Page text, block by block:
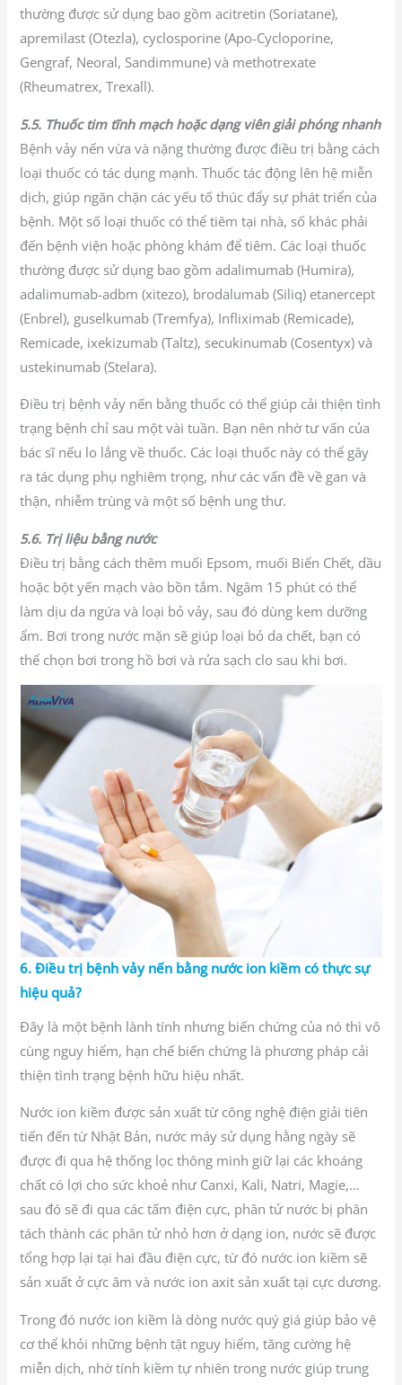
thường được sử dụng bao gồm acitretin (Soriatane),
apremilast (Otezla), cyclosporine (Apo-Cycloporine,
Gengraf, Neoral, Sandimmune) và methotrexate
(Rheumatrex, Trexall).
5.5. Thuốc tim tĩnh mạch hoặc dạng viên giải phóng nhanh
Bệnh vảy nến vừa và nặng thường được điều trị bằng cách
loại thuốc có tác dụng mạnh. Thuốc tác động lên hệ miễn
dịch, giúp ngăn chặn các yếu tố thúc đẩy sự phát triển của
bệnh. Một số loại thuốc có thể tiêm tại nhà, số khác phải
đến bệnh viện hoặc phòng khám để tiêm. Các loại thuốc
thường được sử dụng bao gồm adalimumab (Humira),
adalimumab-adbm (xitezo), brodalumab (Siliq) etanercept
(Enbrel), guselkumab (Tremfya), Infliximab (Remicade),
Remicade, ixekizumab (Taltz), secukinumab (Cosentyx) và
ustekinumab (Stelara).
Điều trị bệnh vảy nến bằng thuốc có thể giúp cải thiện tình
trạng bệnh chỉ sau một vài tuần. Bạn nên nhờ tư vấn của
bác sĩ nếu lo lắng về thuốc. Các loại thuốc này có thể gây
ra tác dụng phụ nghiêm trọng, như các vấn đề về gan và
thận, nhiễm trùng và một số bệnh ung thư.
5.6. Trị liệu bằng nước
Điều trị bằng cách thêm muối Epsom, muối Biển Chết, dầu
hoặc bột yến mạch vào bồn tắm. Ngâm 15 phút có thể
làm dịu da ngứa và loại bỏ vảy, sau đó dùng kem dưỡng
ẩm. Bơi trong nước mặn sẽ giúp loại bỏ da chết, bạn có
thể chọn bơi trong hồ bơi và rửa sạch clo sau khi bơi.
6. Điều trị bệnh vảy nến bằng nước ion kiềm có thực sự
hiệu quả?
Đây là một bệnh lành tính nhưng biến chứng của nó thì vô
cùng nguy hiểm, hạn chế biến chứng là phương pháp cải
thiện tình trạng bệnh hữu hiệu nhất.
Nước ion kiềm được sản xuất từ công nghệ điện giải tiên
tiến đến từ Nhật Bản, nước máy sử dụng hằng ngày sẽ
được đi qua hệ thống lọc thông minh giữ lại các khoáng
chất có lợi cho sức khoẻ như Canxi, Kali, Natri, Magie,…
sau đó sẽ đi qua các tấm điện cực, phân tử nước bị phân
tách thành các phân tử nhỏ hơn ở dạng ion, nước sẽ được
tổng hợp lại tại hai đầu điện cực, từ đó nước ion kiềm sẽ
sản xuất ở cực âm và nước ion axit sản xuất tại cực dương.
Trong đó nước ion kiềm là dòng nước quý giá giúp bảo vệ
cơ thể khỏi những bệnh tật nguy hiểm, tăng cường hệ
miễn dịch, nhờ tính kiềm tự nhiên trong nước giúp trung